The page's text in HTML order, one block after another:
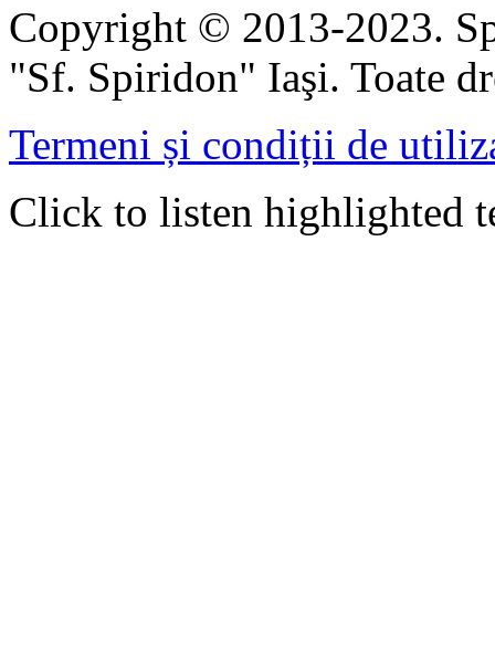
Copyright © 2013-2023.
"Sf. Spiridon" Iaşi. Toate
Termeni și condiții de
Click to listen highlighted